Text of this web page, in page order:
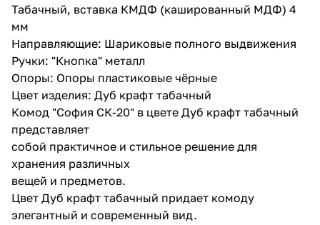
Табачный, вставка КМДФ (кашированный МДФ) 4
мм
Направляющие: Шариковые полного выдвижения
Ручки: "Кнопка" металл
Опоры: Опоры пластиковые чёрные
Цвет изделия: Дуб крафт табачный
Комод "София СК-20" в цвете Дуб крафт табачный
представляет
собой практичное и стильное решение для
хранения различных
вещей и предметов.
Цвет Дуб крафт табачный придает комоду
элегантный и современный вид.